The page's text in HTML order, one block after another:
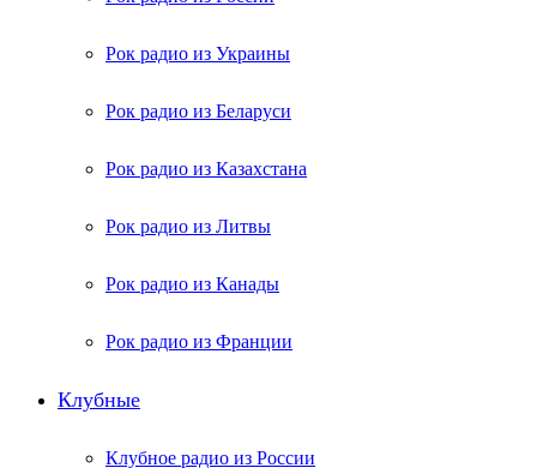
Рок радио из Украины
Рок радио из Беларуси
Рок радио из Казахстана
Рок радио из Литвы
Рок радио из Канады
Рок радио из Франции
Клубные
Клубное радио из России